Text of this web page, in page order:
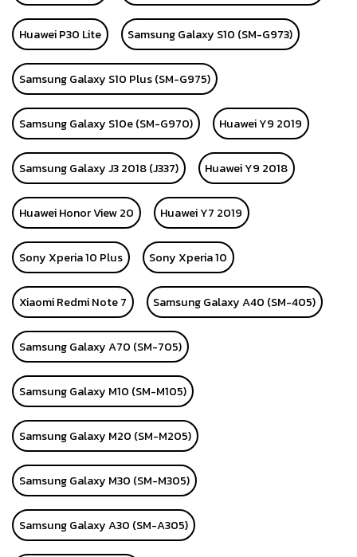
Huawei P30 Lite Samsung Galaxy S10 (SM-G973)
Samsung Galaxy S10 Plus (SM-G975)
Samsung Galaxy S10e (SM-G970) Huawei Y9 2019
Samsung Galaxy J3 2018 (J337) Huawei Y9 2018
Huawei Honor View 20 Huawei Y7 2019
Sony Xperia 10 Plus Sony Xperia 10
Xiaomi Redmi Note 7 Samsung Galaxy A40 (SM-405)
Samsung Galaxy A70 (SM-705)
Samsung Galaxy M10 (SM-M105)
Samsung Galaxy M20 (SM-M205)
Samsung Galaxy M30 (SM-M305)
Samsung Galaxy A30 (SM-A305)